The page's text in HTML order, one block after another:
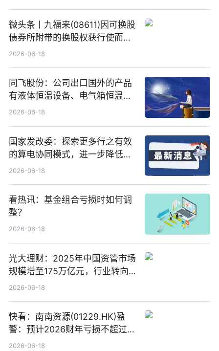
微头条丨九福来(08611)因可换股
债券所附带的换股权获行使而发
行5200万股
2026-06-18
同飞股份：公司出口国外的产品
有液体恒温设备、电气箱恒温装
置、纯水冷却单元和特种换热器
2026-06-18
国家发改委：探索更多行之有效
的算电协同模式，进一步降低网
络传输时延_最资讯
2026-06-18
看热讯：基金组合亏损时如何调
整？
2026-06-18
光大理财：2025年中国资管市场
规模增至175万亿元，行业转向
“量质并重”
2026-06-18
快看：南南资源(01229.HK)盈
警：预计2026财年亏损不超过
1000万港元
2026-06-18